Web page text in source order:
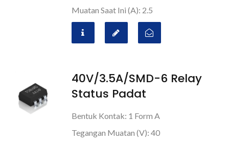
Muatan Saat Ini (A): 2.5
40V/3.5A/SMD-6 Relay
Status Padat
Bentuk Kontak: 1 Form A
Tegangan Muatan (V): 40